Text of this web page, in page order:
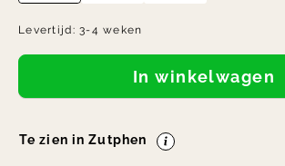
Levertijd:3-4 weken
In winkelwagen
Te zien in Zutphen